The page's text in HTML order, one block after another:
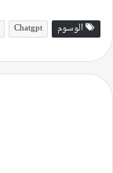
الوسوم Chatgpt